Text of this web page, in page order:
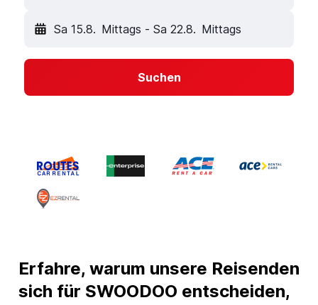
Sa 15.8. Mittags - Sa 22.8. Mittags
Suchen
Erfahre, warum unsere Reisenden
sich für SWOODOO entscheiden,